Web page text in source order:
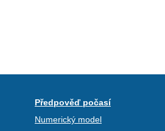
Předpověď počasí
Numerický model